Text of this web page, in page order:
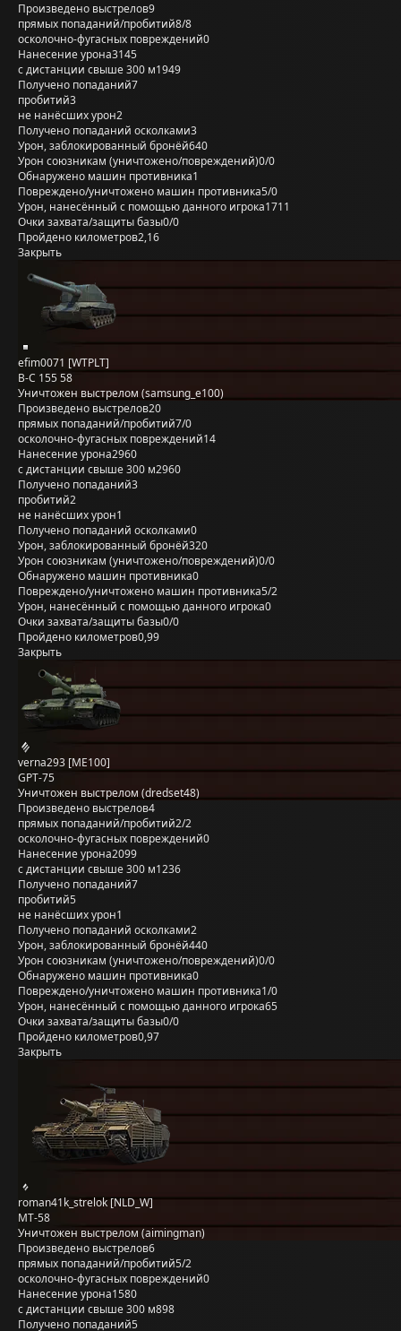
Произведено выстрелов9
прямых попаданий/пробитий8/8
осколочно-фугасных повреждений0
Нанесение урона3145
с дистанции свыше 300 м1949
Получено попаданий7
пробитий3
не нанёсших урон2
Получено попаданий осколками3
Урон, заблокированный бронёй640
Урон союзникам (уничтожено/повреждений)0/0
Обнаружено машин противника1
Повреждено/уничтожено машин противника5/0
Урон, нанесённый с помощью данного игрока1711
Очки захвата/защиты базы0/0
Пройдено километров2,16
Закрыть
efim0071 [WTPLT]
B-C 155 58
Уничтожен выстрелом (samsung_e100)
Произведено выстрелов20
прямых попаданий/пробитий7/0
осколочно-фугасных повреждений14
Нанесение урона2960
с дистанции свыше 300 м2960
Получено попаданий3
пробитий2
не нанёсших урон1
Получено попаданий осколками0
Урон, заблокированный бронёй320
Урон союзникам (уничтожено/повреждений)0/0
Обнаружено машин противника0
Повреждено/уничтожено машин противника5/2
Урон, нанесённый с помощью данного игрока0
Очки захвата/защиты базы0/0
Пройдено километров0,99
Закрыть
verna293 [ME100]
GPT-75
Уничтожен выстрелом (dredset48)
Произведено выстрелов4
прямых попаданий/пробитий2/2
осколочно-фугасных повреждений0
Нанесение урона2099
с дистанции свыше 300 м1236
Получено попаданий7
пробитий5
не нанёсших урон1
Получено попаданий осколками2
Урон, заблокированный бронёй440
Урон союзникам (уничтожено/повреждений)0/0
Обнаружено машин противника0
Повреждено/уничтожено машин противника1/0
Урон, нанесённый с помощью данного игрока65
Очки захвата/защиты базы0/0
Пройдено километров0,97
Закрыть
roman41k_strelok [NLD_W]
MT-58
Уничтожен выстрелом (aimingman)
Произведено выстрелов6
прямых попаданий/пробитий5/2
осколочно-фугасных повреждений0
Нанесение урона1580
с дистанции свыше 300 м898
Получено попаданий5